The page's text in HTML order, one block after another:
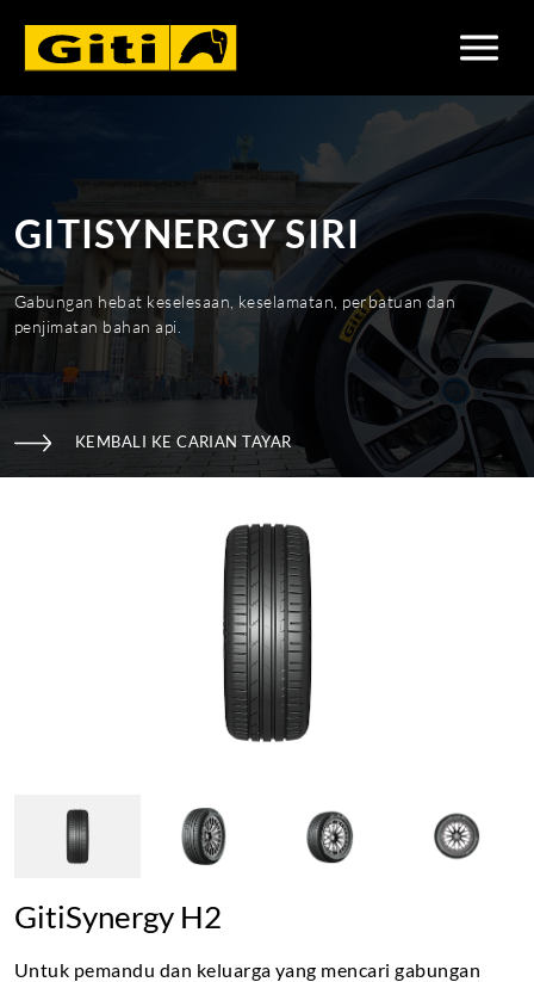
GITISYNERGY SIRI
Gabungan hebat keselesaan, keselamatan, perbatuan dan
penjimatan bahan api.
KEMBALI KE CARIAN TAYAR
GitiSynergy H2
Untuk pemandu dan keluarga yang mencari gabungan